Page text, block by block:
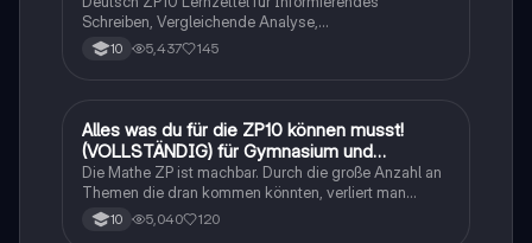
Schreiben, Vergleichende Analyse,
Sachtexte/Roman/Gedicht..
10 5,437 145
Mathe
Alles was du für die ZP10 können musst!
(VOLLSTÄNDIG) für Gymnasium und
Realschule
Die Mathe ZP ist machbar. Durch die große Anzahl an
Themen die dran kommen könnten, verliert man
schnell den Überblick. Also habe ich von den kleinsten
Themen bis hin zu den größten alles
10 5,040 120